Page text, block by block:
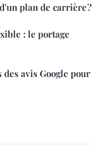
plan de carrière ?
: le portage
des avis Google pour